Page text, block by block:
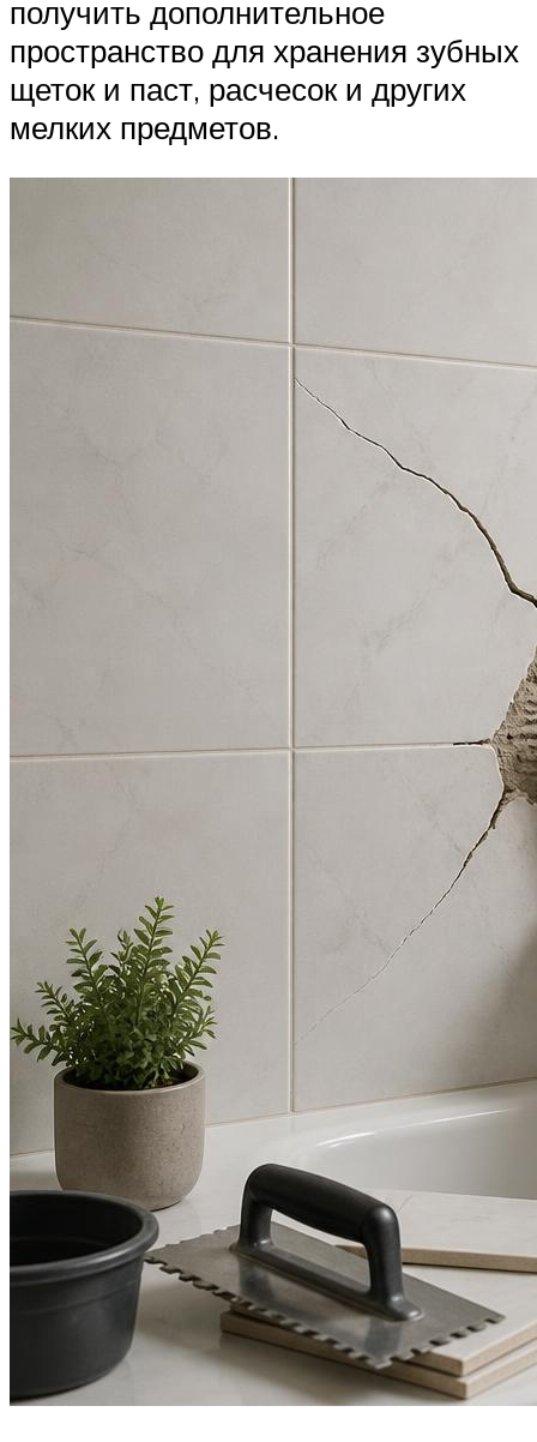
получить дополнительное
пространство для хранения зубных
щеток и паст, расчесок и других
мелких предметов.